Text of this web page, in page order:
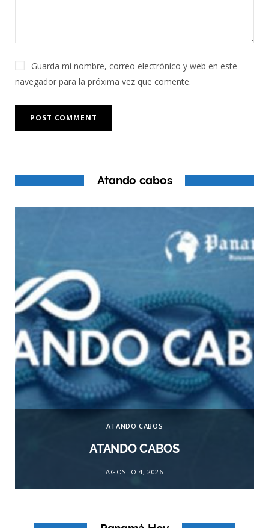
Guarda mi nombre, correo electrónico y web en este
navegador para la próxima vez que comente.
Atando cabos
ATANDO CABOS
ATANDO CABOS
AGOSTO 4, 2026